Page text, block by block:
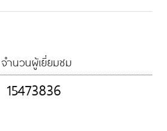
จำนวนผู้เยี่ยมชม
15473836